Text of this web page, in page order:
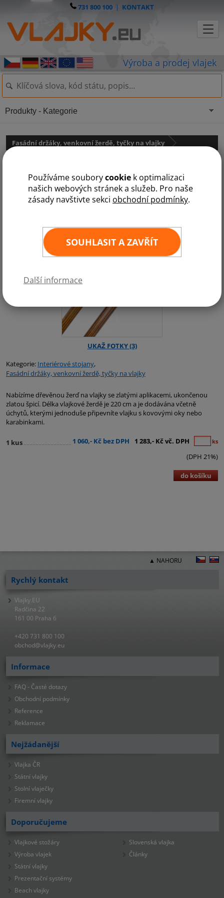
Používáme souborycookie k optimalizaci
našich webových stránek a služeb. Pro naše
zásady navštivte sekci obchodní podmínky.
SOUHLASIT A ZAVŘÍT
Další informace
731 800 100 | KONTAKT
Fasádní držáky, venkovní žerdě, tyčky na vlajky
zlatou špicí
Kategorie: Interiérové stojany,
Fasádní držáky, venkovní žerdě, tyčky na vlajky
Nabízíme dřevěnou žerď na vlajky se zlatými aplikacemi, ukončenou
zlatou špicí. Délka vlajkové žerdě je 220 cm a je dodávána včetně
úchytů, kterými jednoduše připevníte vlajku s kovovými oky nebo
karabinkami.
1 kus 1 060,- Kč bez DPH 1 283,- Kč vč. DPH ks
(DPH 21%)
do košíku
Produkty - Kategorie
▲ NAHORU
Rychlý kontakt
Vlajky.EU
Radčina 22
161 00 Praha 6
+420 731 800 100
obchod@vlajky.eu
Informace
FAQ - Časté dotazy
Obchodní podmínky
Reference
Reklamace
Nejžádanější
Vlajka ČR
Státní vlajky
Stolní vlaječky
Firemní vlajky
Doporučujeme
Vlajkové stožáry
Výroba vlajek
Státní vlajky
Prezentační systémy
Beach vlajky
Slovenská vlajka
Články